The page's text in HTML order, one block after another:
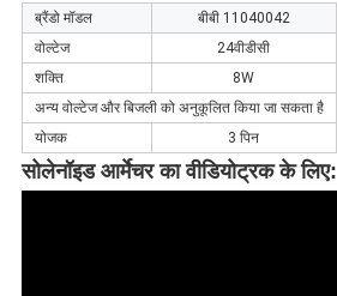
ब्रैंडो मॉडल
बीबी 11040042
वोल्टेज
24वीडीसी
शक्ति
8W
अन्य वोल्टेज और बिजली को अनुकूलित किया जा सकता है
योजक
3 पिन
सोलेनॉइड आर्मेचर का वीडियोट्रक के लिए: